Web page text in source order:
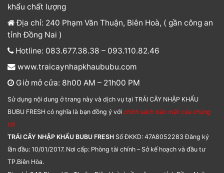
khẩu chất lượng
Địa chỉ: 240 Phạm Văn Thuận, Biên Hoà, ( gần công an
tỉnh Đồng Nai )
Hotline: 083.677.38.38 – 093.110.82.46
www.traicaynhapkhaububu.com
Giờ mở cửa: 8h00 AM – 21h00 PM
Sử dụng nội dung ở trang này và dịch vụ tại TRÁI CÂY NHẬP KHẨU
BUBU FRESH có nghĩa là bạn đồng ý với chính sách bảo mật của chúng
tôi
TRÁI CÂY NHẬP KHẨU BUBU FRESH Số ĐKKD: 47A8052283 Đăng ký
lần đầu: 10/01/2017. Nơi cấp: Phòng tài chính – Sở kế hoạch và đầu tư
TP.Biên Hòa.